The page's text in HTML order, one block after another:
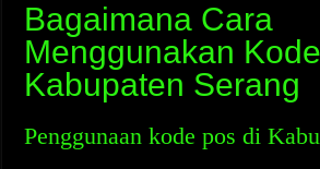
Bagaimana Cara
Menggunakan
Kabupaten Serang
Penggunaan kode pos di